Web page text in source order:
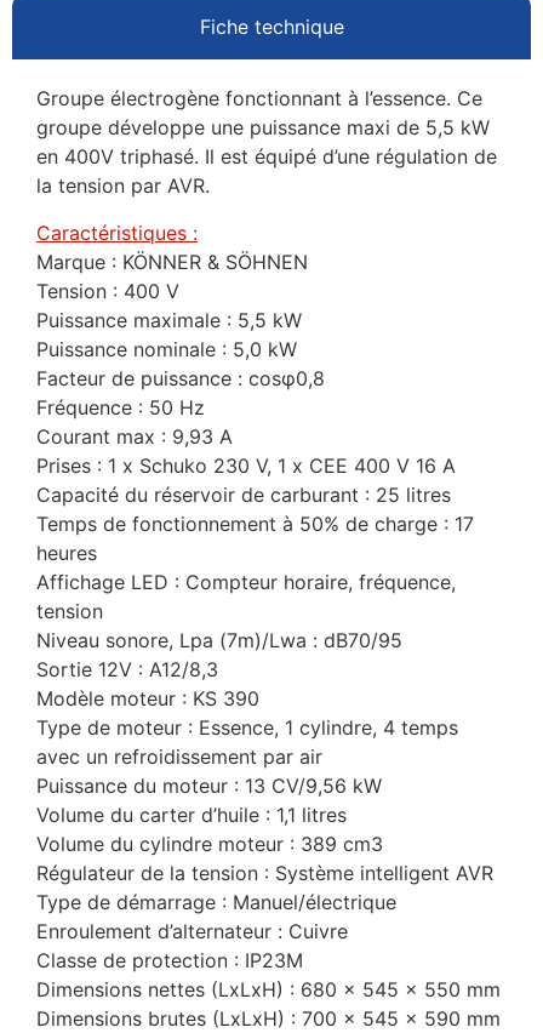
Fiche technique
Groupe électrogène fonctionnant à l’essence. Ce
groupe développe une puissance maxi de 5,5 kW
en 400V triphasé. Il est équipé d’une régulation de
la tension par AVR.
Caractéristiques :
Marque : KÖNNER & SÖHNEN
Tension : 400 V
Puissance maximale : 5,5 kW
Puissance nominale : 5,0 kW
Facteur de puissance : cosφ0,8
Fréquence : 50 Hz
Courant max : 9,93 A
Prises : 1 x Schuko 230 V, 1 x CEE 400 V 16 A
Capacité du réservoir de carburant : 25 litres
Temps de fonctionnement à 50% de charge : 17
heures
Affichage LED : Compteur horaire, fréquence,
tension
Niveau sonore, Lpa (7m)/Lwa : dB70/95
Sortie 12V : А12/8,3
Modèle moteur : KS 390
Type de moteur : Essence, 1 cylindre, 4 temps
avec un refroidissement par air
Puissance du moteur : 13 CV/9,56 kW
Volume du carter d’huile : 1,1 litres
Volume du cylindre moteur : 389 cm3
Régulateur de la tension : Système intelligent AVR
Type de démarrage : Manuel/électrique
Enroulement d’alternateur : Сuivre
Classe de protection : IP23M
Dimensions nettes (LxLxH) : 680 × 545 × 550 mm
Dimensions brutes (LxLxH) : 700 × 545 × 590 mm